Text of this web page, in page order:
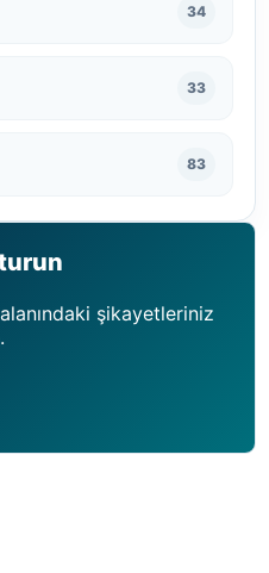
34
33
83
şikayetleriniz